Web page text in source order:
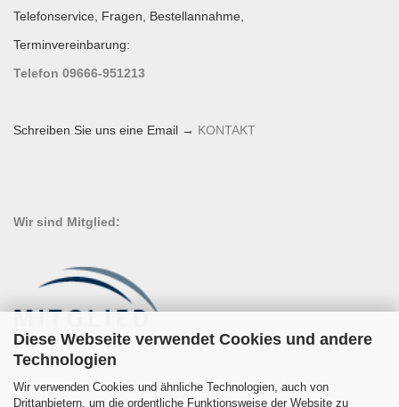
Diese Webseite verwendet Cookies und andere
Technologien
Wir verwenden Cookies und ähnliche Technologien, auch von
Drittanbietern, um die ordentliche Funktionsweise der Website zu
Telefonservice, Fragen, Bestellannahme,
Terminvereinbarung:
Telefon 09666-951213
Schreiben Sie uns eine Email → KONTAKT
Wir sind Mitglied: